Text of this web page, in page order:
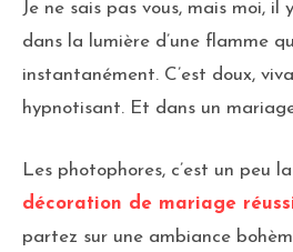
Je ne sais pas vous, mais moi, il
dans la lumière d’une flamme
instantanément. C’est doux,
hypnotisant. Et dans un
Les photophores, c’est un peu
décoration de mariage
partez sur une ambiance